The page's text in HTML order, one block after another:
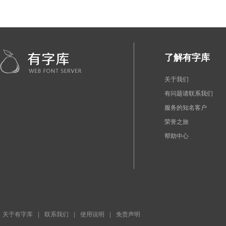
了解有字库
关于我们
有问题请联系我们
服务的知名客户
荣誉之旅
帮助中心
关于有字库 | 联系我们 | 使用说明 | 免责声明